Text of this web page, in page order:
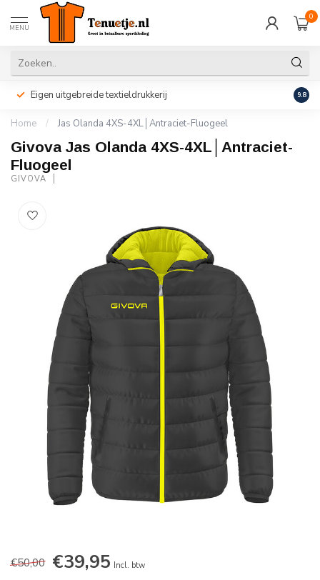
MENU
0
Eigen uitgebreide textieldrukkerij 9.8
Home / Jas Olanda 4XS-4XL│Antraciet-Fluogeel
Givova Jas Olanda 4XS-4XL│Antraciet-
Fluogeel
GIVOVA
€50,00 €39,95 Incl. btw